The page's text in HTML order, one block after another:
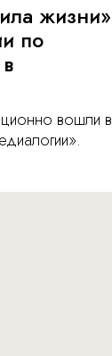
жизни»
по
вошли в